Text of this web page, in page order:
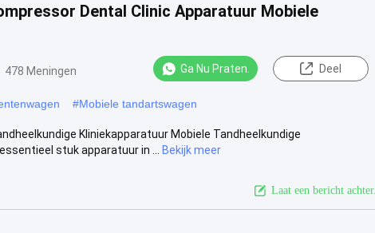
Dental Clinic Apparatuur Mobiele
478 Meningen Ga Nu Praten. Deel
#Mobiele tandartswagen
Kliniekapparatuur Mobiele Tandheelkundige
stuk apparatuur in ...
Bekijk meer
Laat een bericht achter.